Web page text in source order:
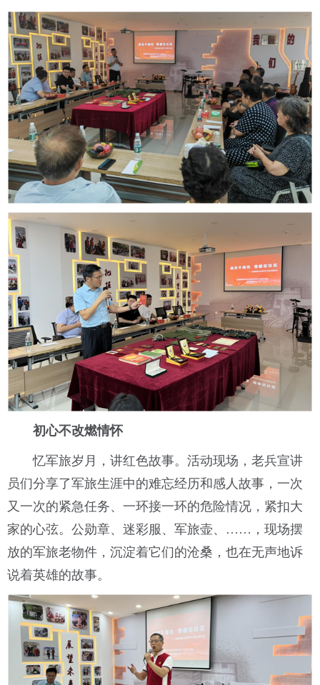
初心不改燃情怀
忆军旅岁月，讲红色故事。活动现场，老兵宣讲
员们分享了军旅生涯中的难忘经历和感人故事，一次
又一次的紧急任务、一环接一环的危险情况，紧扣大
家的心弦。公勋章、迷彩服、军旅壶、……，现场摆
放的军旅老物件，沉淀着它们的沧桑，也在无声地诉
说着英雄的故事。